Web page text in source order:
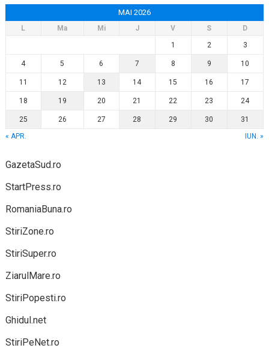
MAI 2026
L Ma Mi J V S
D
1
2 3
4 5 6 7 8 9 10
11 12 13 14 15 16 17
18 19 20 21 22 23 24
25 26 27 28 29 30
31
« APR.
IUN. »
GazetaSud.ro
StartPress.ro
RomaniaBuna.ro
StiriZone.ro
StiriSuper.ro
ZiarulMare.ro
StiriPopesti.ro
Ghidul.net
StiriPeNet.ro